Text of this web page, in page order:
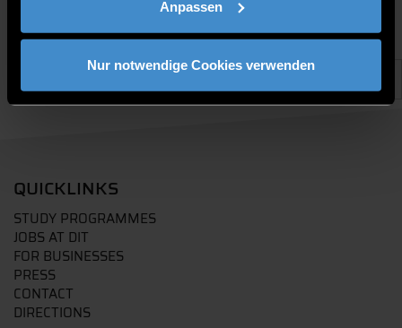
Anpassen
Nur notwendige Cookies verwenden
QUICKLINKS
STUDY PROGRAMMES
JOBS AT DIT
FOR BUSINESSES
PRESS
CONTACT
DIRECTIONS